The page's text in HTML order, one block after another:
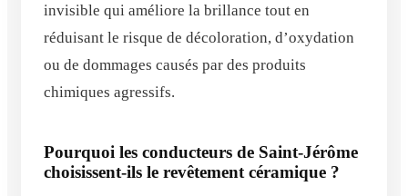
invisible qui améliore la brillance tout en
réduisant le risque de décoloration, d’oxydation
ou de dommages causés par des produits
chimiques agressifs.
Pourquoi les conducteurs de Saint-Jérôme
choisissent-ils le revêtement céramique ?